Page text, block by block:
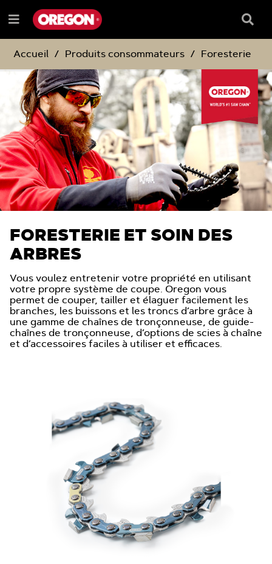
PASSER
DIRECTEMENT
CONTENU
PASSER
DIRECTEMENT
MENU
Menu
Barre
de
Accueil
Produits consommateurs Foresterie
FORESTERIE ET SOIN DES
ARBRES
Vous voulez entretenir votre propriété en utilisant
votre propre système de coupe. Oregon vous
permet de couper, tailler et élaguer facilement les
branches, les buissons et les troncs d’arbre grâce à
une gamme de chaînes de tronçonneuse, de guide-
chaînes de tronçonneuse, d’options de scies à chaîne
et d’accessoires faciles à utiliser et efficaces.